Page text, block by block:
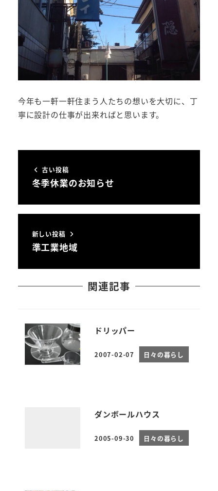
今年も一軒一軒住まう人たちの想いを大切に、丁
寧に設計の仕事が出来ればと思います。
古い投稿
冬季休業のお知らせ
新しい投稿
準工業地域
関連記事
ドリッパー
投稿日
2007-02-07 日々の暮らし
ダンボールハウス
投稿日
2005-09-30 日々の暮らし